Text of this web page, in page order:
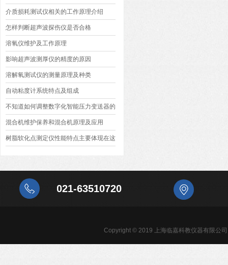
介质损耗测试仪相关的工作原理介绍
怎样判断超声波探伤仪是否合格
溶氧仪维护及工作原理
影响超声波测厚仪的精度的原因
溶解氧测试仪的测量原理及种类
自动粘度计系统特点及组成
不知道如何调整数字化智能压力变送器的
参数？进来看
混合机维护保养和混合机原理及应用
树脂软化点测定仪性能特点主要体现在这
021-63510720
Copyright © 2019 上海临嘉科教仪器有限公